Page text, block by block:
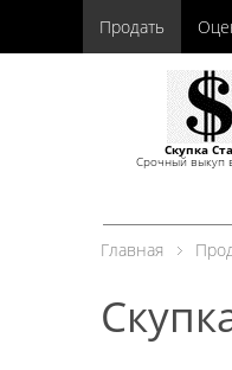
Продать
Скупка
Срочный выкуп
Главная